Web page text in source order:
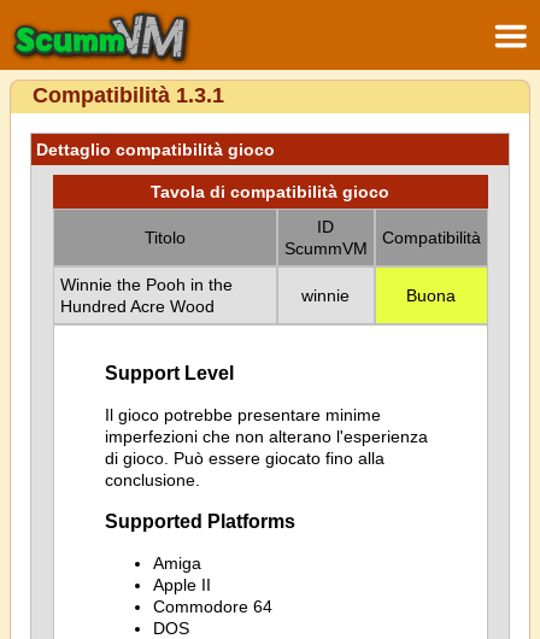
Compatibilità 1.3.1
Dettaglio compatibilità gioco
Tavola di compatibilità gioco
Titolo
ID
ScummVM
Compatibilità
Winnie the Pooh in the
Hundred Acre Wood
winnie Buona
Support Level
Il gioco potrebbe presentare minime
imperfezioni che non alterano l'esperienza
di gioco. Può essere giocato fino alla
conclusione.
Supported Platforms
Amiga
Apple II
Commodore 64
DOS